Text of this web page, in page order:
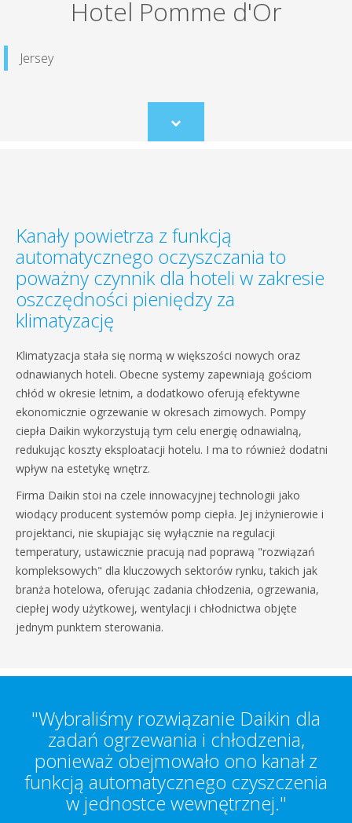
Hotel Pomme d'Or
Jersey
Scroll
to
Kanały powietrza z funkcją
automatycznego oczyszczania to
poważny czynnik dla hoteli w zakresie
oszczędności pieniędzy za
klimatyzację
Klimatyzacja stała się normą w większości nowych oraz
odnawianych hoteli. Obecne systemy zapewniają gościom
chłód w okresie letnim, a dodatkowo oferują efektywne
ekonomicznie ogrzewanie w okresach zimowych. Pompy
ciepła Daikin wykorzystują tym celu energię odnawialną,
redukując koszty eksploatacji hotelu. I ma to również dodatni
wpływ na estetykę wnętrz.
Firma Daikin stoi na czele innowacyjnej technologii jako
wiodący producent systemów pomp ciepła. Jej inżynierowie i
projektanci, nie skupiając się wyłącznie na regulacji
temperatury, ustawicznie pracują nad poprawą "rozwiązań
kompleksowych" dla kluczowych sektorów rynku, takich jak
branża hotelowa, oferując zadania chłodzenia, ogrzewania,
ciepłej wody użytkowej, wentylacji i chłodnictwa objęte
jednym punktem sterowania.
"Wybraliśmy rozwiązanie Daikin dla
zadań ogrzewania i chłodzenia,
ponieważ obejmowało ono kanał z
funkcją automatycznego czyszczenia
w jednostce wewnętrznej."